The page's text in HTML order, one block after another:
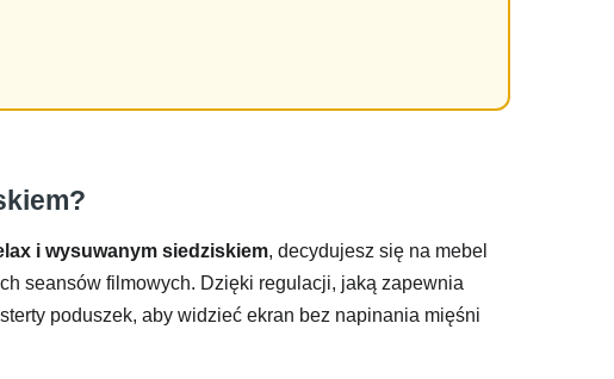
i wysuwanym siedziskiem, decydujesz się na mebel
seansów filmowych. Dzięki regulacji, jaką zapewnia
poduszek, aby widzieć ekran bez napinania mięśni